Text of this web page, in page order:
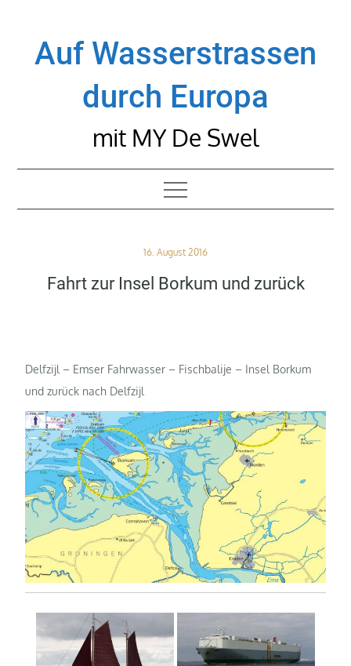
contentAuf Wasserstrassen
durch Europa
mit MY De Swel
Posted
16. August 2016
Fahrt zur Insel Borkum und zurück
Delfzijl – Emser Fahrwasser – Fischbalije – Insel Borkum
und zurück nach Delfzijl